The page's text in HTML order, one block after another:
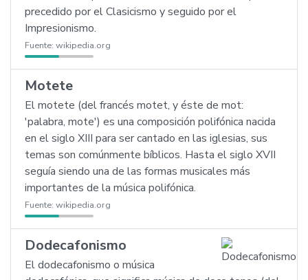
precedido por el Clasicismo y seguido por el
Impresionismo.
Fuente: wikipedia.org
Motete
El motete (del francés motet, y éste de mot:
'palabra, mote') es una composición polifónica nacida
en el siglo XIII para ser cantado en las iglesias, sus
temas son comúnmente bíblicos. Hasta el siglo XVII
seguía siendo una de las formas musicales más
importantes de la música polifónica.
Fuente: wikipedia.org
Dodecafonismo
El dodecafonismo o música